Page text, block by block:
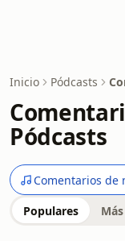
Inicio Pódcasts
Pódcasts
Comentarios de
Populares